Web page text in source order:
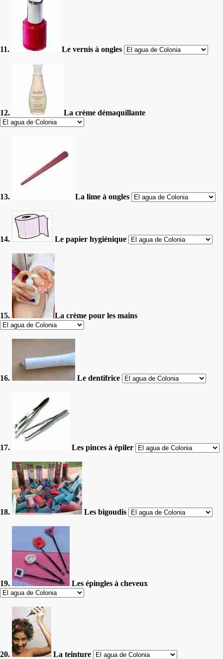
11. Le vernis à ongles
12. La crème démaquillante
13. La lime à ongles
14. Le papier hygiénique
15. La crème pour les mains
16. Le dentifrice
17. Les pinces à épiler
18. Les bigoudis
19. Les épingles à cheveux
20. La teinture